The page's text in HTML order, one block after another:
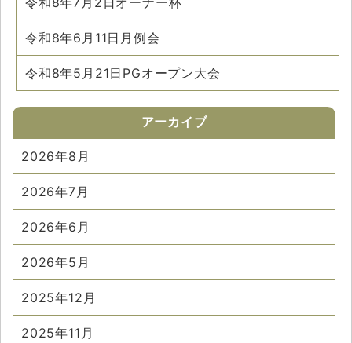
令和8年6月11日月例会
令和8年5月21日PGオープン大会
アーカイブ
2026年8月
2026年7月
2026年6月
2026年5月
2025年12月
2025年11月